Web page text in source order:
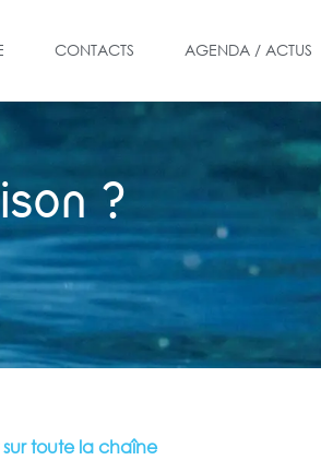
CONTACTS AGENDA / ACTUS
?
toute la chaîne